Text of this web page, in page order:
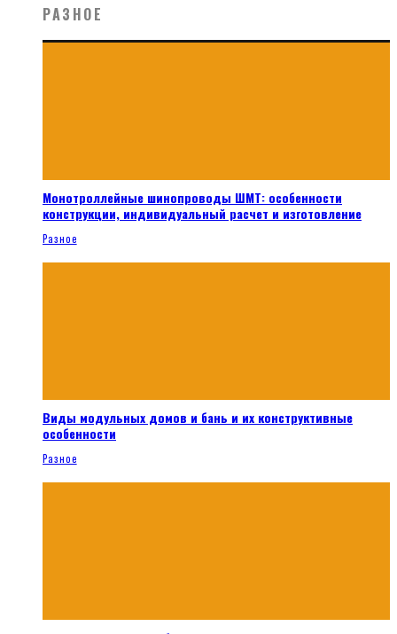
РАЗНОЕ
Монотроллейные шинопроводы ШМТ: особенности
конструкции, индивидуальный расчет и изготовление
Разное
Виды модульных домов и бань и их конструктивные
особенности
Разное